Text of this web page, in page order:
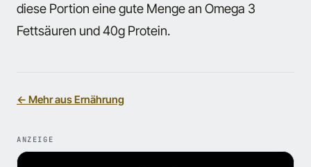
diese Portion eine gute Menge an Omega 3
Fettsäuren und 40g Protein.
← Mehr aus Ernährung
ANZEIGE